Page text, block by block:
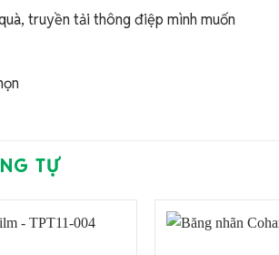
truyền tải thông điệp mình muốn
TỰ